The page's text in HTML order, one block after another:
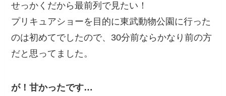
せっかくだから最前列で見たい！
プリキュアショーを目的に東武動物公園に行った
のは初めてでしたので、30分前ならかなり前の方
だと思ってました。
が！甘かったです…